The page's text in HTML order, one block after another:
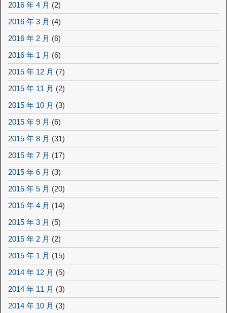
2016 年 4 月 (2)
2016 年 3 月 (4)
2016 年 2 月 (6)
2016 年 1 月 (6)
2015 年 12 月 (7)
2015 年 11 月 (2)
2015 年 10 月 (3)
2015 年 9 月 (6)
2015 年 8 月 (31)
2015 年 7 月 (17)
2015 年 6 月 (3)
2015 年 5 月 (20)
2015 年 4 月 (14)
2015 年 3 月 (5)
2015 年 2 月 (2)
2015 年 1 月 (15)
2014 年 12 月 (5)
2014 年 11 月 (3)
2014 年 10 月 (3)